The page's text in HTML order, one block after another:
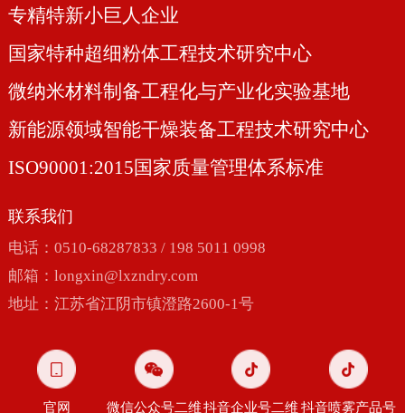
专精特新小巨人企业
国家特种超细粉体工程技术研究中心
微纳米材料制备工程化与产业化实验基地
新能源领域智能干燥装备工程技术研究中心
ISO90001:2015国家质量管理体系标准
联系我们
电话：0510-68287833 / 198 5011 0998
邮箱： longxin@lxzndry.com
地址：江苏省江阴市镇澄路2600-1号
官网 微信公众号二维抖音企业号二维 抖音喷雾产品号